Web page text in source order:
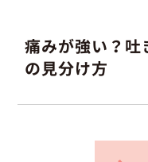
痛みが強い？
の見分け方